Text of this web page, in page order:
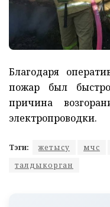
Благодаря
пожар был
причина
электропроводки.
Тэги: жетысу мчс
талдыкорган